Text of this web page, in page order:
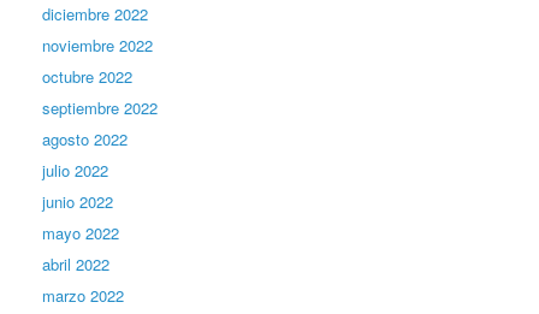
diciembre 2022
noviembre 2022
octubre 2022
septiembre 2022
agosto 2022
julio 2022
junio 2022
mayo 2022
abril 2022
marzo 2022